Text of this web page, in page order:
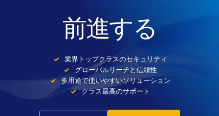
前進する
業界トップクラスのセキュリティ
グローバルリーチと信頼性
多用途で使いやすいソリューション
クラス最高のサポート